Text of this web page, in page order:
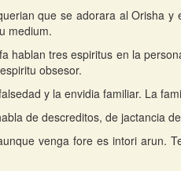
que se adorara al Orisha
medium.
hablan tres espiritus en la
obsesor.
y la envidia familiar. La
de descreditos, de jactancia
venga fore es intori arun.